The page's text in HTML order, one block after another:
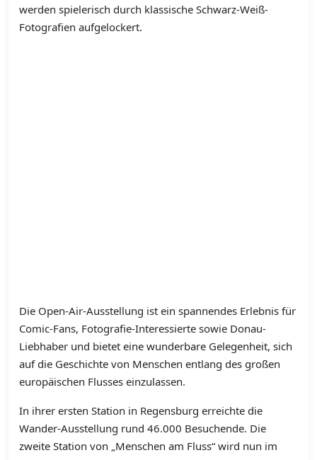
werden spielerisch durch klassische Schwarz-Weiß-
Fotografien aufgelockert.
Die Open-Air-Ausstellung ist ein spannendes Erlebnis für
Comic-Fans, Fotografie-Interessierte sowie Donau-
Liebhaber und bietet eine wunderbare Gelegenheit, sich
auf die Geschichte von Menschen entlang des großen
europäischen Flusses einzulassen.
In ihrer ersten Station in Regensburg erreichte die
Wander-Ausstellung rund 46.000 Besuchende. Die
zweite Station von „Menschen am Fluss“ wird nun im